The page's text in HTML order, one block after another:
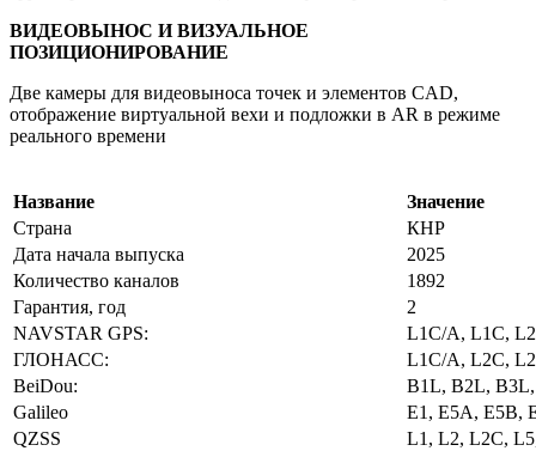
ВИДЕОВЫНОС И ВИЗУАЛЬНОЕ
ПОЗИЦИОНИРОВАНИЕ
Две камеры для видеовыноса точек и элементов CAD,
отображение виртуальной вехи и подложки в AR в режиме
реального времени
Название
Значение
Страна
КНР
Дата начала выпуска
2025
Количество каналов
1892
Гарантия, год
2
NAVSTAR GPS:
L1C/A, L1C,
ГЛОНАСС:
L1C/A, L2C,
BeiDou:
B1L, В2L,
Galileo
E1, E5A, E5B,
QZSS
L1, L2, L2C,